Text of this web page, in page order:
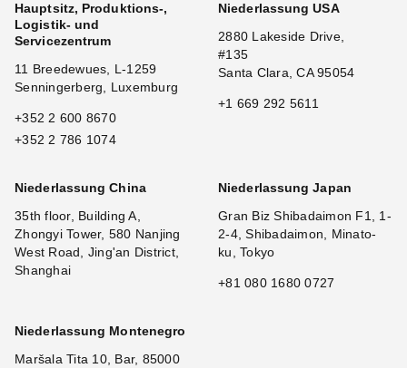
Hauptsitz, Produktions-,
Logistik- und
Servicezentrum
11 Breedewues, L-1259
Senningerberg, Luxemburg
+352 2 600 8670
+352 2 786 1074
Niederlassung USA
2880 Lakeside Drive,
#135
Santa Clara, CA 95054
+1 669 292 5611
Niederlassung China
35th floor, Building A,
Zhongyi Tower, 580 Nanjing
West Road, Jing'an District,
Shanghai
Niederlassung Japan
Gran Biz Shibadaimon F1, 1-
2-4, Shibadaimon, Minato-
ku, Tokyo
+81 080 1680 0727
Niederlassung Montenegro
Maršala Tita 10, Bar, 85000